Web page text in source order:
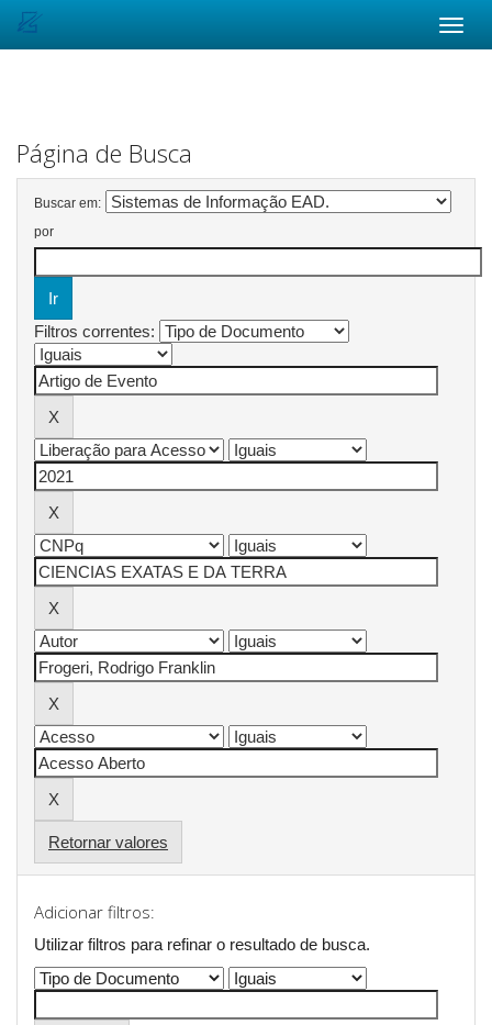
Página de Busca
Buscar em:
por
Filtros correntes:
Retornar valores
Adicionar filtros:
Utilizar filtros para refinar o resultado de busca.